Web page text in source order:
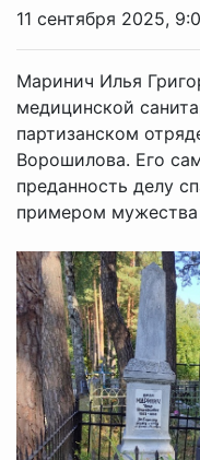
11 сентября 2025,
Маринич Илья
медицинской
партизанском
Ворошилова. Его
преданность делу
примером мужества